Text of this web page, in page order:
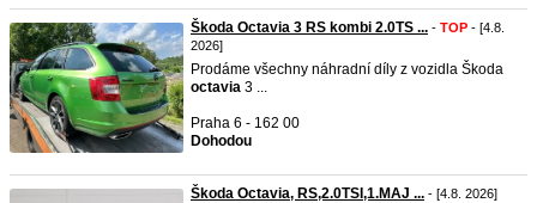
Škoda Octavia 3 RS kombi 2.0TS ... - TOP - [4.8.
2026]
Prodáme všechny náhradní díly z vozidla Škoda
octavia 3 ...
Praha 6 - 162 00
Dohodou
Škoda Octavia, RS,2.0TSI,1.MAJ ... - [4.8. 2026]